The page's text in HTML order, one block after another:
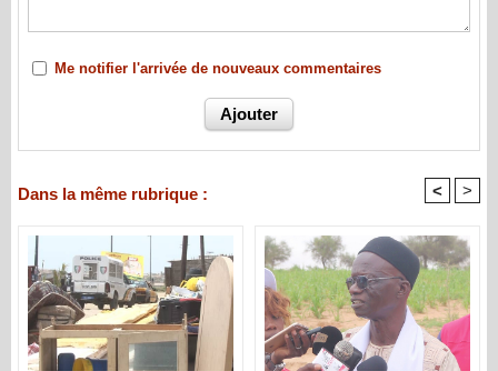
Me notifier l'arrivée de nouveaux commentaires
Dans la même rubrique : < >